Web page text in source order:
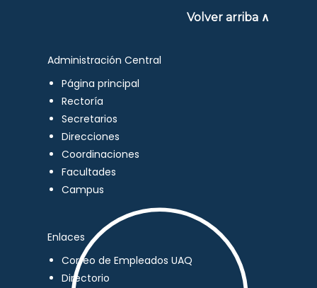
Volver arriba ∧
Administración Central
Página principal
Rectoría
Secretarios
Direcciones
Coordinaciones
Facultades
Campus
Enlaces
Correo de Empleados UAQ
Directorio